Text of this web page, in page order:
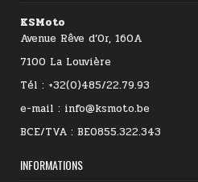
KSMoto
Avenue Rêve d’Or, 160A
7100 La Louvière
Tél : +32(0)485/22.79.93
e-mail : info@ksmoto.be
BCE/TVA : BE0855.322.343
INFORMATIONS